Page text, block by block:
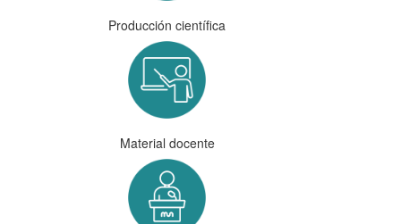
Producción científica
Material docente